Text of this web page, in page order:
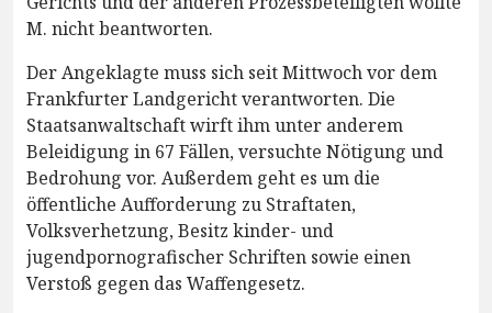
M. nicht beantworten.
Der Angeklagte muss sich seit Mittwoch vor dem
Frankfurter Landgericht verantworten. Die
Staatsanwaltschaft wirft ihm unter anderem
Beleidigung in 67 Fällen, versuchte Nötigung und
Bedrohung vor. Außerdem geht es um die
öffentliche Aufforderung zu Straftaten,
Volksverhetzung, Besitz kinder- und
jugendpornografischer Schriften sowie einen
Verstoß gegen das Waffengesetz.